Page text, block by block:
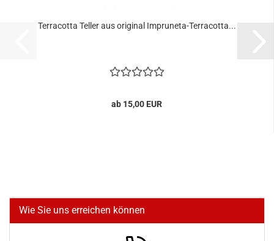
Terracotta Teller aus original Impruneta-Terracotta...
ab 15,00 EUR
Wie Sie uns erreichen können